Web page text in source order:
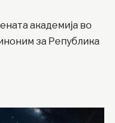
академија во
за Република